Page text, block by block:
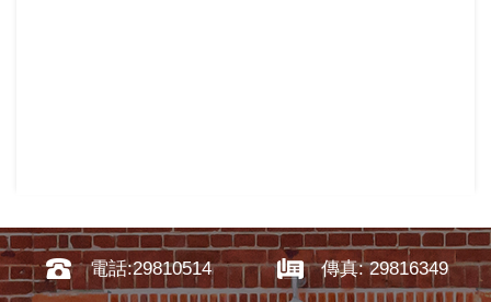
電話:29810514 傳真: 29816349